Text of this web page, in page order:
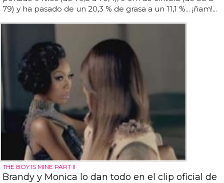
79) y ha pasado de un 20,3 % de grasa a un 11,1 %... ¡ñam!...
THE BOY IS MINE PART II
Brandy y Monica lo dan todo en el clip oficial de